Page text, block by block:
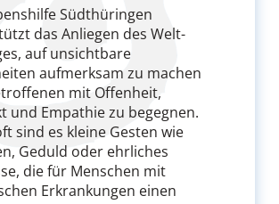
Südthüringen
das Anliegen des Welt-
auf unsichtbare
aufmerksam zu machen
mit Offenheit,
und Empathie zu begegnen.
sind es kleine Gesten wie
Geduld oder ehrliches
die für Menschen mit
Erkrankungen einen